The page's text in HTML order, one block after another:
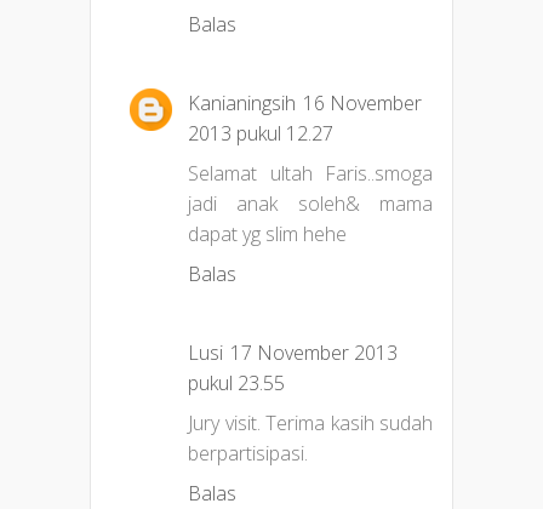
Balas
Kanianingsih 16 November
2013 pukul 12.27
Selamat ultah Faris..smoga
jadi anak soleh& mama
dapat yg slim hehe
Balas
Lusi 17 November 2013
pukul 23.55
Jury visit. Terima kasih sudah
berpartisipasi.
Balas